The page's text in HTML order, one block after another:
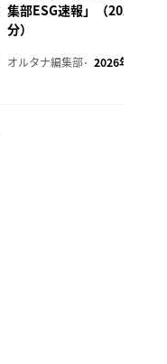
集部ESG速報」（2026年8
分）
オルタナ編集部 2026年8月7日